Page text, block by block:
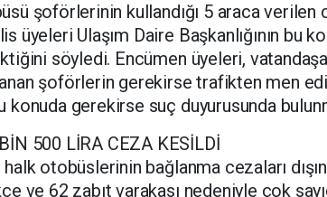
şoförlerinin kullandığı 5 araca
üyeleri Ulaşım Daire Başkanlığının bu
söyledi. Encümen üyeleri,
şoförlerin gerekirse trafikten men
konuda gerekirse suç duyurusunda
500 LİRA CEZA KESİLDİ
halk otobüslerinin bağlanma cezaları
ve 62 zabıt varakası nedeniyle çok